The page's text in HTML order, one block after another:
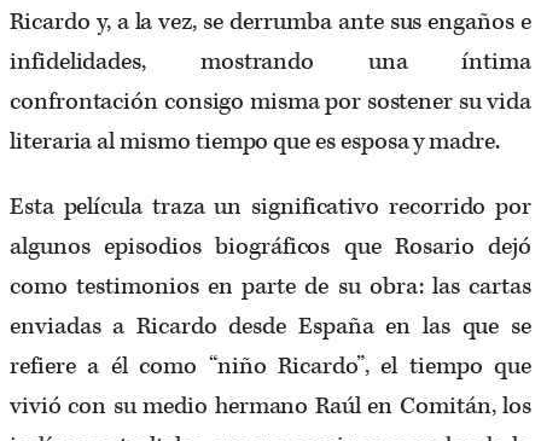
Ricardo y, a la vez, se derrumba ante sus engaños e
infidelidades, mostrando una íntima
confrontación consigo misma por sostener su vida
literaria al mismo tiempo que es esposa y madre.
Esta película traza un significativo recorrido por
algunos episodios biográficos que Rosario dejó
como testimonios en parte de su obra: las cartas
enviadas a Ricardo desde España en las que se
refiere a él como “niño Ricardo”, el tiempo que
vivió con su medio hermano Raúl en Comitán, los